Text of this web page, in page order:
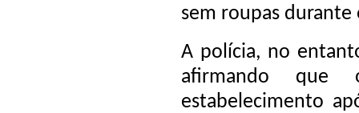
sem roupas
A polícia, no
afirmando
estabelecimento